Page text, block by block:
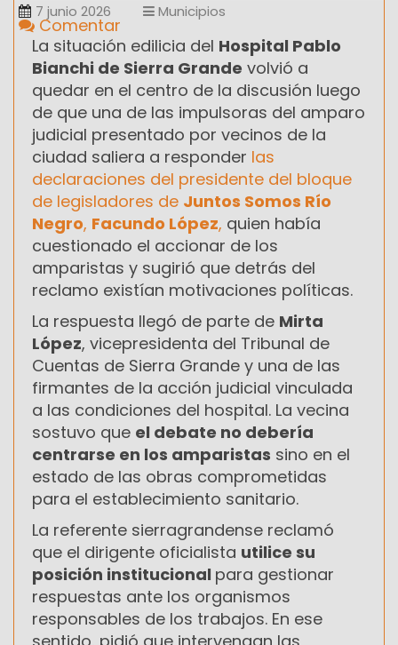
7 junio 2026 Municipios
Comentar
La situación edilicia del Hospital Pablo
Bianchi de Sierra Grande volvió a
quedar en el centro de la discusión luego
de que una de las impulsoras del amparo
judicial presentado por vecinos de la
ciudad saliera a responder las
declaraciones del presidente del bloque
de legisladores de Juntos Somos Río
Negro, Facundo López, quien había
cuestionado el accionar de los
amparistas y sugirió que detrás del
reclamo existían motivaciones políticas.
La respuesta llegó de parte de Mirta
López, vicepresidenta del Tribunal de
Cuentas de Sierra Grande y una de las
firmantes de la acción judicial vinculada
a las condiciones del hospital. La vecina
sostuvo que el debate no debería
centrarse en los amparistas sino en el
estado de las obras comprometidas
para el establecimiento sanitario.
La referente sierragrandense reclamó
que el dirigente oficialista utilice su
posición institucional para gestionar
respuestas ante los organismos
responsables de los trabajos. En ese